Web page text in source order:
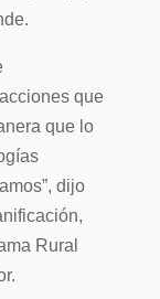
que
que lo
dijo
Rural